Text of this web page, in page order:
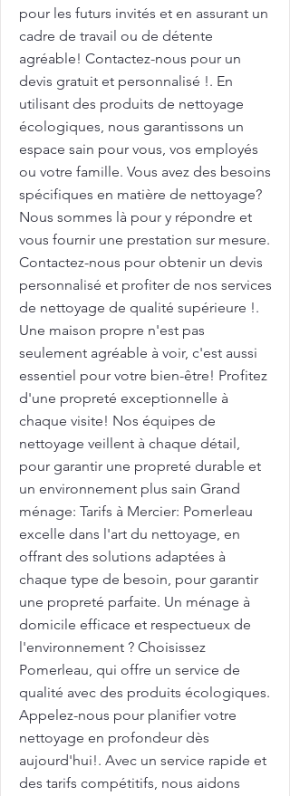
pour les futurs invités et en assurant un
cadre de travail ou de détente
agréable! Contactez-nous pour un
devis gratuit et personnalisé !. En
utilisant des produits de nettoyage
écologiques, nous garantissons un
espace sain pour vous, vos employés
ou votre famille. Vous avez des besoins
spécifiques en matière de nettoyage?
Nous sommes là pour y répondre et
vous fournir une prestation sur mesure.
Contactez-nous pour obtenir un devis
personnalisé et profiter de nos services
de nettoyage de qualité supérieure !.
Une maison propre n'est pas
seulement agréable à voir, c'est aussi
essentiel pour votre bien-être! Profitez
d'une propreté exceptionnelle à
chaque visite! Nos équipes de
nettoyage veillent à chaque détail,
pour garantir une propreté durable et
un environnement plus sain Grand
ménage: Tarifs à Mercier: Pomerleau
excelle dans l'art du nettoyage, en
offrant des solutions adaptées à
chaque type de besoin, pour garantir
une propreté parfaite. Un ménage à
domicile efficace et respectueux de
l'environnement ? Choisissez
Pomerleau, qui offre un service de
qualité avec des produits écologiques.
Appelez-nous pour planifier votre
nettoyage en profondeur dès
aujourd'hui!. Avec un service rapide et
des tarifs compétitifs, nous aidons